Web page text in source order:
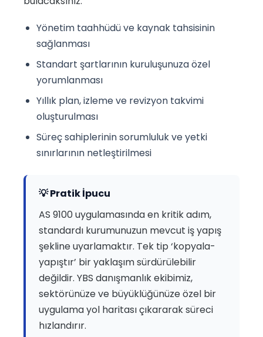
Yönetim taahhüdü ve kaynak tahsisinin
sağlanması
Standart şartlarının kuruluşunuza özel
yorumlanması
Yıllık plan, izleme ve revizyon takvimi
oluşturulması
Süreç sahiplerinin sorumluluk ve yetki
sınırlarının netleştirilmesi
💡 Pratik İpucu
AS 9100 uygulamasında en kritik adım,
standardı kurumunuzun mevcut iş yapış
şekline uyarlamaktır. Tek tip ‘kopyala-
yapıştır’ bir yaklaşım sürdürülebilir
değildir. YBS danışmanlık ekibimiz,
sektörünüze ve büyüklüğünüze özel bir
uygulama yol haritası çıkararak süreci
hızlandırır.